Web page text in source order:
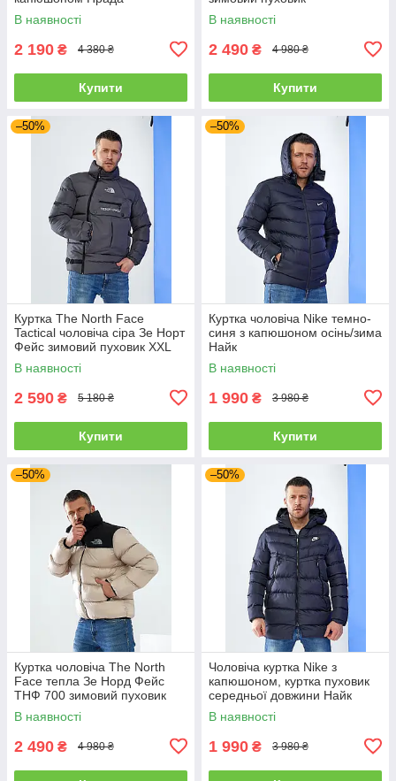
Туреччина осінь/зима
В наявності
2 190 ₴ 4 380 ₴
Купити
В наявності
2 490 ₴ 4 980 ₴
Купити
–50%
Куртка The North Face
Tactical чоловіча сіра Зе Норт
Фейс зимовий пуховик XXL
В наявності
2 590 ₴ 5 180 ₴
Купити
–50%
Куртка чоловіча Nike темно-
синя з капюшоном осінь/зима
Найк
В наявності
1 990 ₴ 3 980 ₴
Купити
–50%
Куртка чоловіча The North
Face тепла Зе Норд Фейс
ТНФ 700 зимовий пуховик
В наявності
2 490 ₴ 4 980 ₴
–50%
Чоловіча куртка Nike з
капюшоном, куртка пуховик
середньої довжини Найк
темно-синя єврозима
В наявності
1 990 ₴ 3 980 ₴